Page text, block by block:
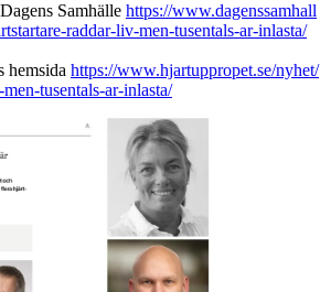
Samhälle https://www.dagenssamhall
raddar-liv-men-tusentals-ar-inlasta/
hemsida https://www.hjartuppropet.se/nyhet/
tusentals-ar-inlasta/